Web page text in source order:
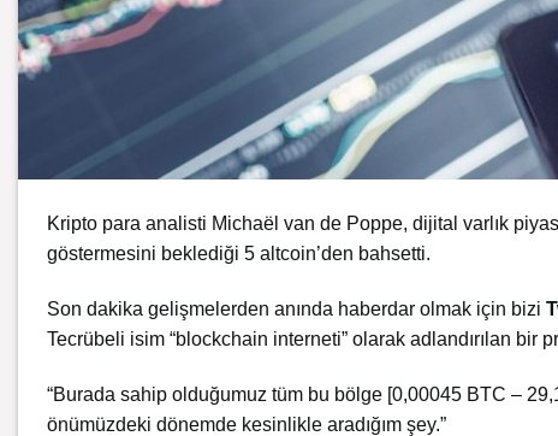
Kripto para analisti Michaël van de Poppe, dijital varlık
göstermesini beklediği 5 altcoin’den bahsetti.
Son dakika gelişmelerden anında haberdar olmak için bizi
Tecrübeli isim “blockchain interneti” olarak adlandırılan bir
“Burada sahip olduğumuz tüm bu bölge [0,00045 BTC –
önümüzdeki dönemde kesinlikle aradığım şey.”